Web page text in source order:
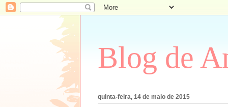
Blog de
quinta-feira, 14 de maio de 2015